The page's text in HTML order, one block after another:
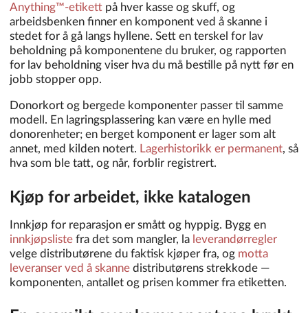
Anything™-etikett på hver kasse og skuff, og
arbeidsbenken finner en komponent ved å skanne i
stedet for å gå langs hyllene. Sett en terskel for lav
beholdning på komponentene du bruker, og rapporten
for lav beholdning viser hva du må bestille på nytt før en
jobb stopper opp.
Donorkort og bergede komponenter passer til samme
modell. En lagringsplassering kan være en hylle med
donorenheter; en berget komponent er lager som alt
annet, med kilden notert. Lagerhistorikk er permanent, så
hva som ble tatt, og når, forblir registrert.
Kjøp for arbeidet, ikke katalogen
Innkjøp for reparasjon er smått og hyppig. Bygg en
innkjøpsliste fra det som mangler, la leverandørregler
velge distributørene du faktisk kjøper fra, og motta
leveranser ved å skanne distributørens strekkode —
komponenten, antallet og prisen kommer fra etiketten.